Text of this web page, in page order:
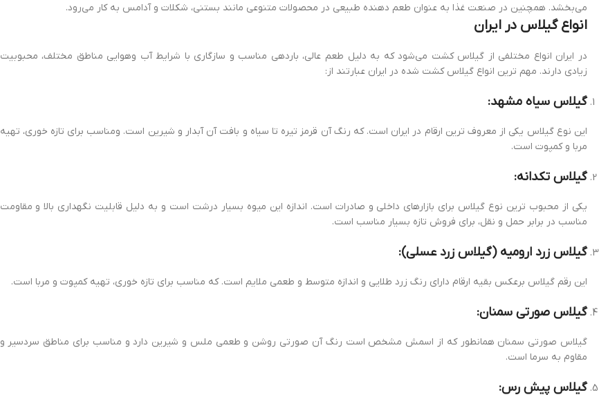
می‌بخشد. همچنین در صنعت غذا به عنوان طعم دهنده طبیعی در محصولات متنوعی مانند بستنی، شکلات و آدامس به کار می‌رود.
انواع گیلاس در ایران
در ایران انواع مختلفی از گیلاس کشت می‌شود که به دلیل طعم عالی، باردهی مناسب و سازگاری با شرایط آب وهوایی مناطق مختلف، محبوبیت
زیادی دارند. مهم ترین انواع گیلاس کشت شده در ایران عبارتند از:
گیلاس سیاه مشهد:
این نوع گیلاس یکی از معروف ترین ارقام در ایران است. که رنگ آن قرمز تیره تا سیاه و بافت آن آبدار و شیرین است. ومناسب برای تازه خوری، تهیه
مربا و کمپوت است.
گیلاس تکدانه:
یکی از محبوب ترین نوع گیلاس برای بازارهای داخلی و صادرات است. اندازه این میوه بسیار درشت است و به دلیل قابلیت نگهداری بالا و مقاومت
مناسب در برابر حمل و نقل، برای فروش تازه بسیار مناسب است.
گیلاس زرد ارومیه (گیلاس زرد عسلی):
این رقم گیلاس برعکس بقیه ارقام دارای رنگ زرد طلایی و اندازه متوسط و طعمی ملایم است. که مناسب برای تازه خوری، تهیه کمپوت و مربا است.
گیلاس صورتی سمنان:
گیلاس صورتی سمنان همانطور که از اسمش مشخص است رنگ آن صورتی روشن و طعمی ملس و شیرین دارد و مناسب برای مناطق سردسیر و
مقاوم به سرما است.
گیلاس پیش رس: